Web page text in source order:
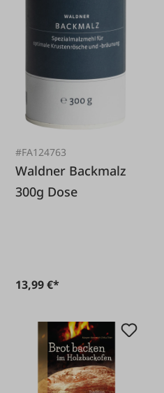
#FA124763
Waldner Backmalz
300g Dose
13,99 €*